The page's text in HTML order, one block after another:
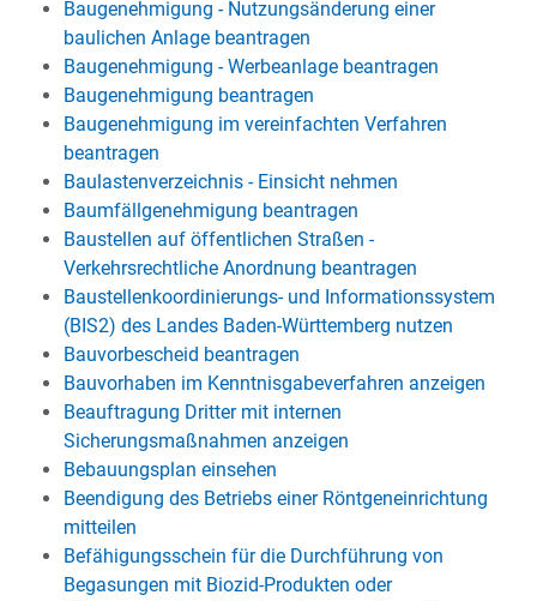
Baugenehmigung - Nutzungsänderung einer
baulichen Anlage beantragen
Baugenehmigung - Werbeanlage beantragen
Baugenehmigung beantragen
Baugenehmigung im vereinfachten Verfahren
beantragen
Baulastenverzeichnis - Einsicht nehmen
Baumfällgenehmigung beantragen
Baustellen auf öffentlichen Straßen -
Verkehrsrechtliche Anordnung beantragen
Baustellenkoordinierungs- und Informationssystem
(BIS2) des Landes Baden-Württemberg nutzen
Bauvorbescheid beantragen
Bauvorhaben im Kenntnisgabeverfahren anzeigen
Beauftragung Dritter mit internen
Sicherungsmaßnahmen anzeigen
Bebauungsplan einsehen
Beendigung des Betriebs einer Röntgeneinrichtung
mitteilen
Befähigungsschein für die Durchführung von
Begasungen mit Biozid-Produkten oder